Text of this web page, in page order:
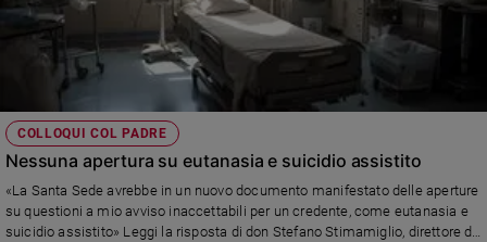
COLLOQUI COL PADRE
Nessuna apertura su eutanasia e suicidio assistito
«La Santa Sede avrebbe in un nuovo documento manifestato delle aperture
su questioni a mio avviso inaccettabili per un credente, come eutanasia e
suicidio assistito» Leggi la risposta di don Stefano Stimamiglio, direttore di